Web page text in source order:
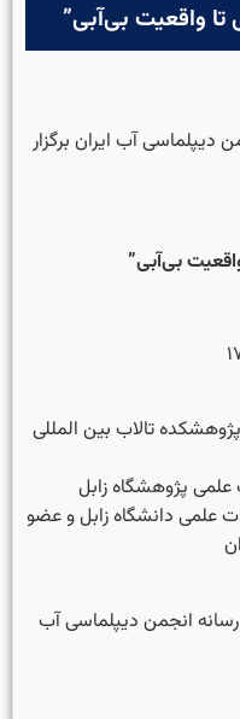
تا واقعیت بی‌آبی”
دیپلماسی آب ایران برگزار
بی‌آبی”
تالاب بین المللی
پژوهشگاه زابل
علمی دانشگاه زابل و عضو
انجمن دیپلماسی آب